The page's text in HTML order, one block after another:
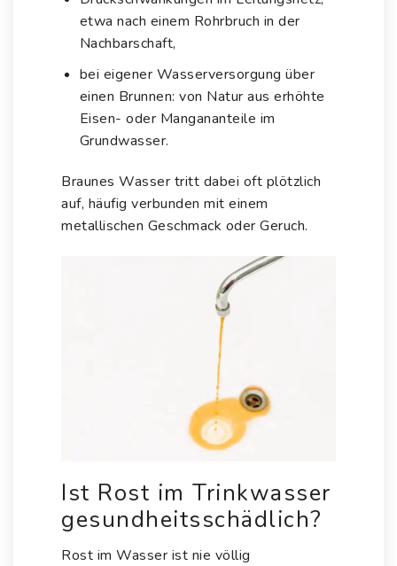
etwa nach einem Rohrbruch in der
Nachbarschaft,
bei eigener Wasserversorgung über
einen Brunnen: von Natur aus erhöhte
Eisen- oder Mangananteile im
Grundwasser.
Braunes Wasser tritt dabei oft plötzlich
auf, häufig verbunden mit einem
metallischen Geschmack oder Geruch.
Ist Rost im Trinkwasser
gesundheitsschädlich?
Rost im Wasser ist nie völlig